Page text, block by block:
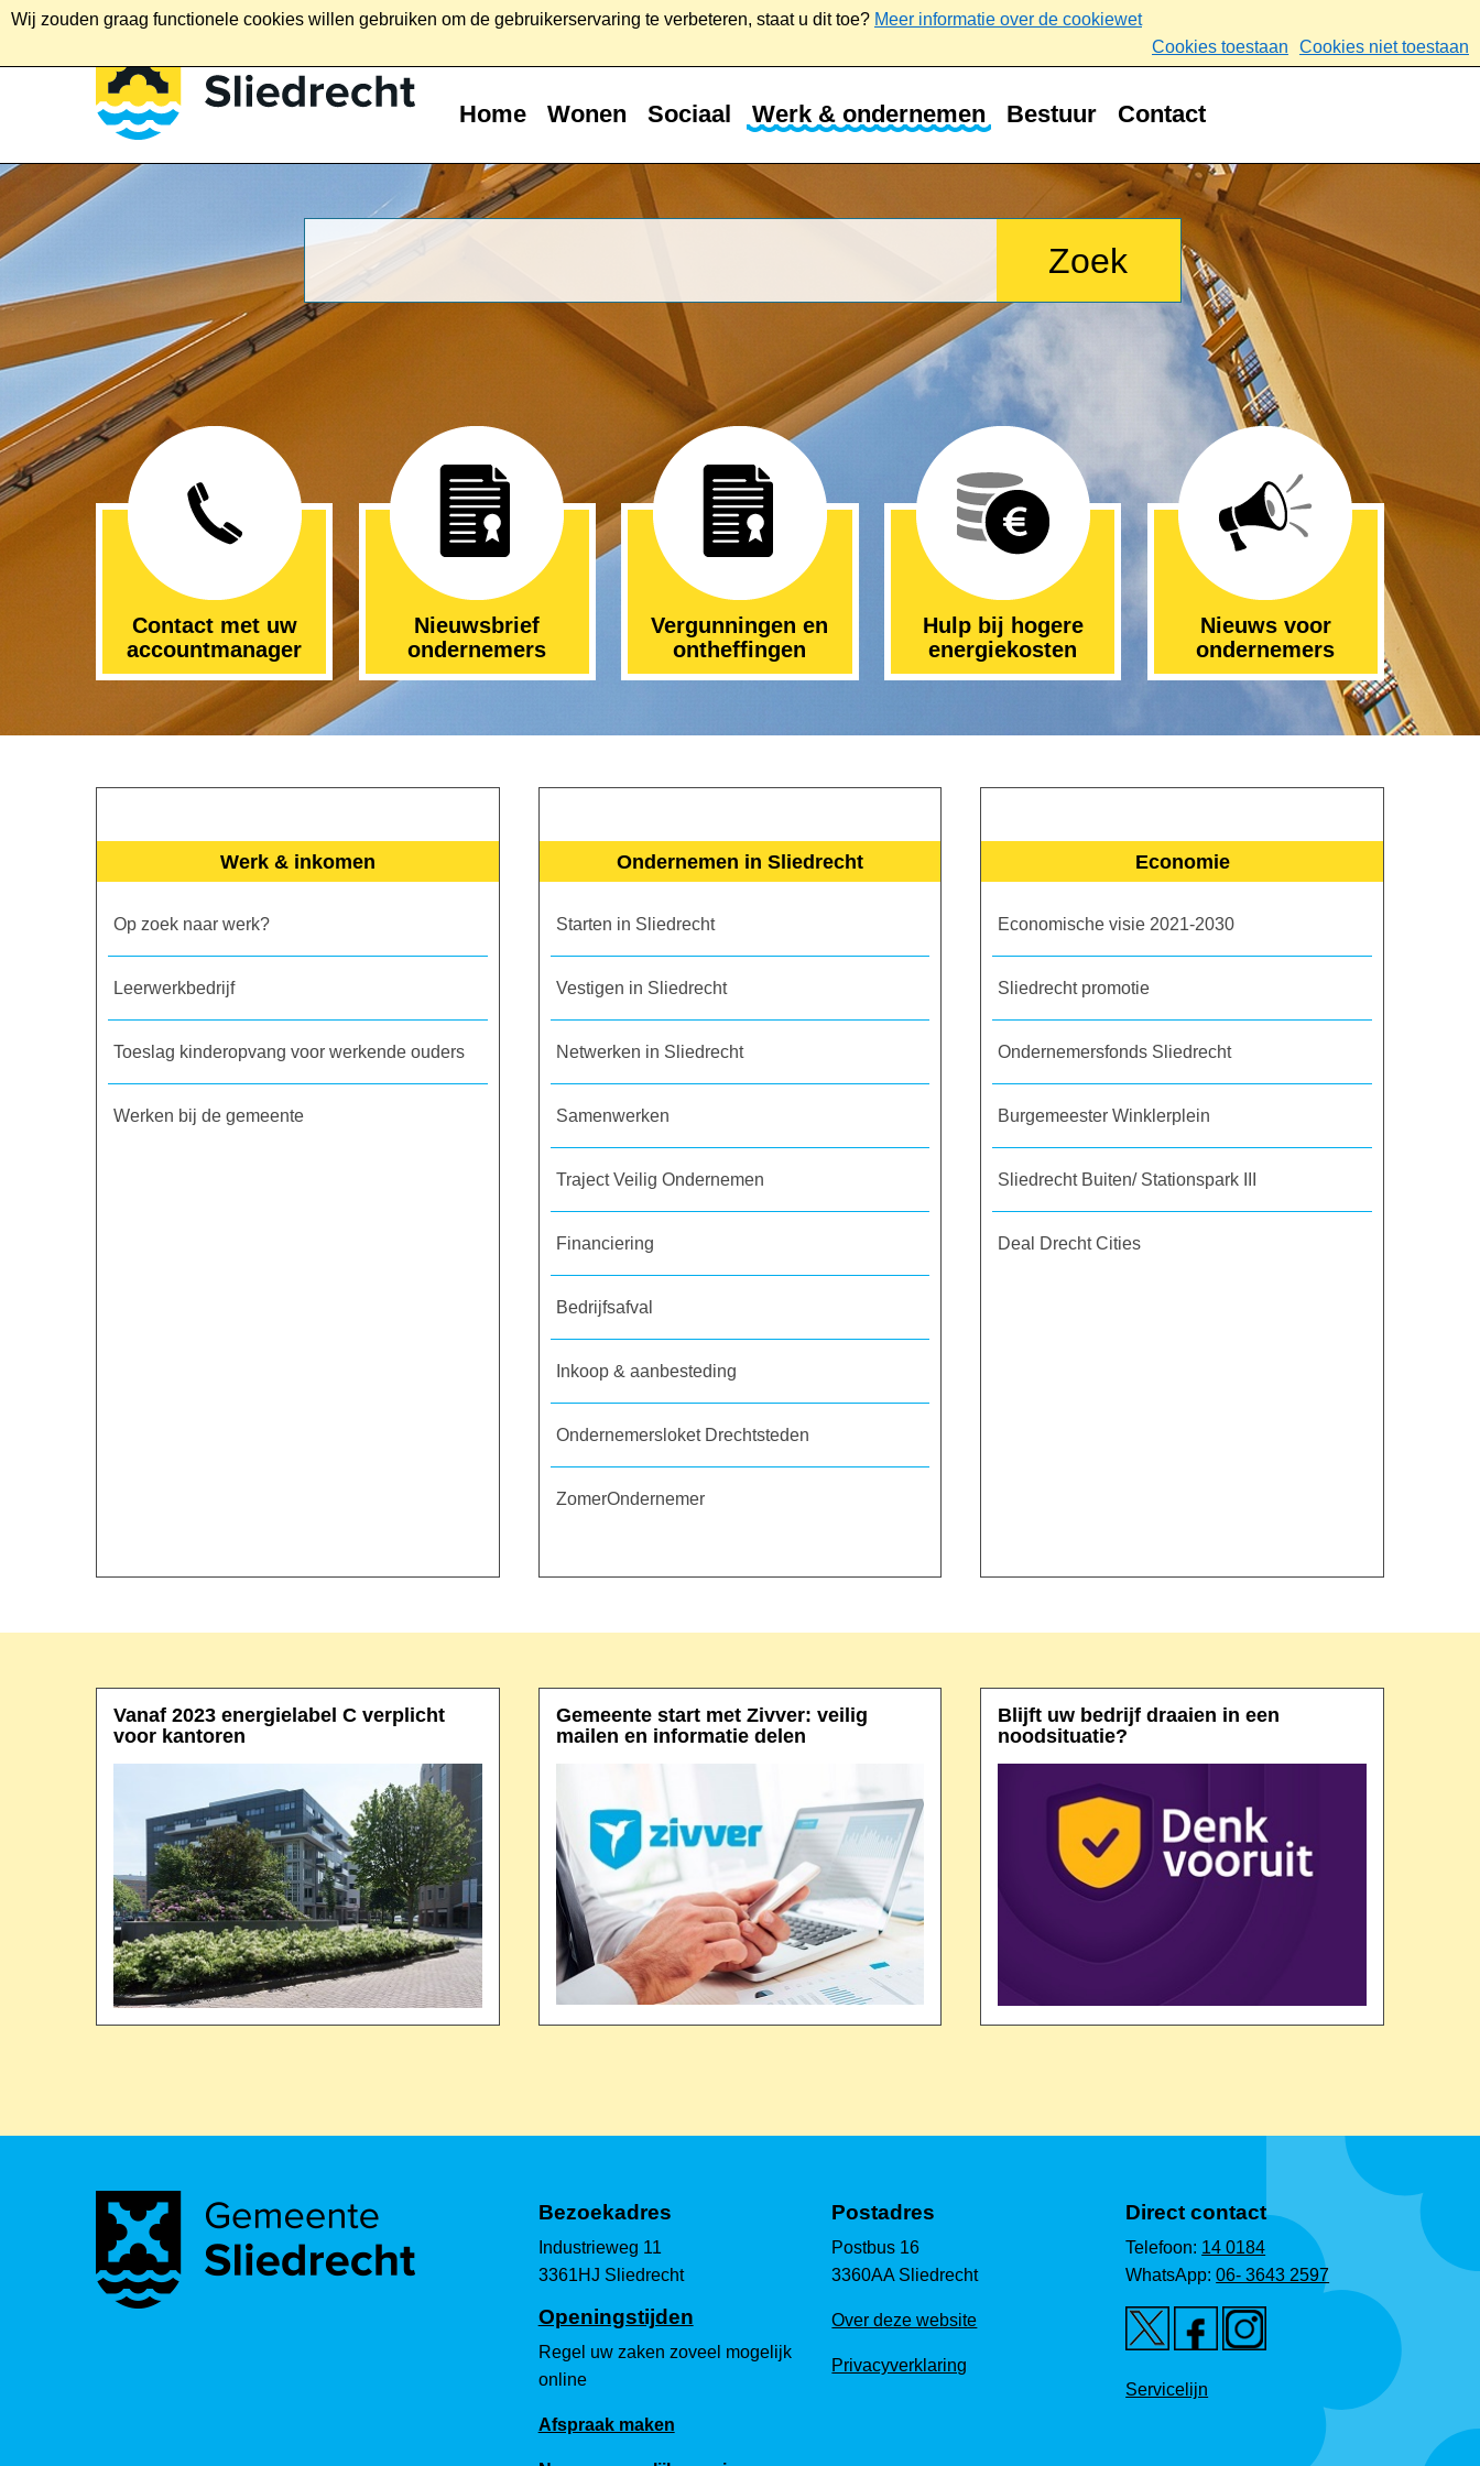
Wij zouden graag functionele cookies willen gebruiken om de gebruikerservaring te verbeteren, staat u dit toe? Meer informatie over de cookiewet
Cookies toestaan
Cookies niet toestaan
Home Wonen Sociaal Werk & ondernemen Bestuur Contact
Contact met uw
accountmanager
Nieuwsbrief
ondernemers
Vergunningen en
ontheffingen
Hulp bij hogere
energiekosten
Nieuws voor
ondernemers
Werk & inkomen
Op zoek naar werk?
Leerwerkbedrijf
Toeslag kinderopvang voor werkende ouders
Werken bij de gemeente
Ondernemen in Sliedrecht
Starten in Sliedrecht
Vestigen in Sliedrecht
Netwerken in Sliedrecht
Samenwerken
Traject Veilig Ondernemen
Financiering
Bedrijfsafval
Inkoop & aanbesteding
Ondernemersloket Drechtsteden
ZomerOndernemer
Economie
Economische visie 2021-2030
Sliedrecht promotie
Ondernemersfonds Sliedrecht
Burgemeester Winklerplein
Sliedrecht Buiten/ Stationspark III
Deal Drecht Cities
Vanaf 2023 energielabel C verplicht
voor kantoren
Gemeente start met Zivver: veilig
mailen en informatie delen
Blijft uw bedrijf draaien in een
noodsituatie?
Bezoekadres
Industrieweg 11
3361HJ Sliedrecht
Openingstijden
Regel uw zaken zoveel mogelijk
online
Afspraak maken
Postadres
Postbus 16
3360AA Sliedrecht
Over deze website
Privacyverklaring
Direct contact
Telefoon: 14 0184
WhatsApp:06- 3643 2597
Servicelijn